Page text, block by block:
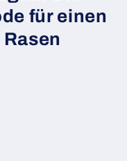
für einen